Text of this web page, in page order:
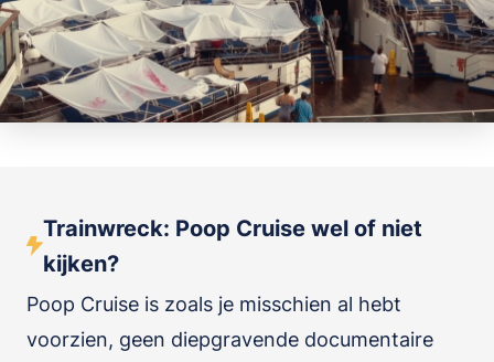
Trainwreck: Poop Cruise wel of niet
kijken?
Poop Cruise is zoals je misschien al hebt
voorzien, geen diepgravende documentaire